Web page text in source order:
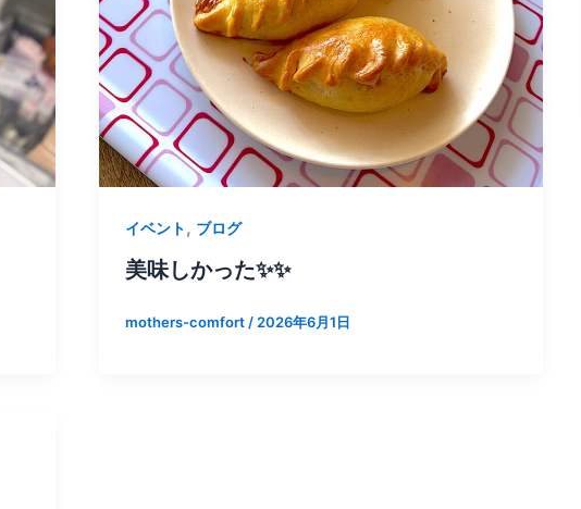
イベント, ブログ
美味しかった✨✨
mothers-comfort / 2026年6月1日